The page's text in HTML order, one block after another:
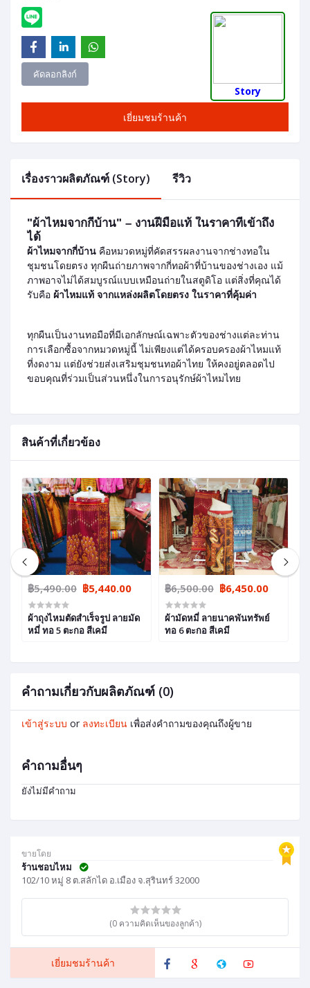
คัดลอกลิงก์
เยี่ยมชมร้านค้า
Story
ขายโดย
ร้านชอบไหม
102/10 หมู่ 8 ต.สลักได อ.เมือง จ.สุรินทร์ 32000
(0 ความคิดเห็นของลูกค้า)
เยี่ยมชมร้านค้า
เรื่องราวผลิตภัณฑ์ (Story) รีวิว
"ผ้าไหมจากกี่บ้าน" – งานฝีมือแท้ ในราคาที่เข้าถึง
ได้
ผ้าไหมจากกี่บ้าน คือหมวดหมู่ที่คัดสรรผลงานจากช่างทอใน
ชุมชนโดยตรง ทุกผืนถ่ายภาพจากกี่ทอผ้าที่บ้านของช่างเอง แม้
ภาพอาจไม่ได้สมบูรณ์แบบเหมือนถ่ายในสตูดิโอ แต่สิ่งที่คุณได้
รับคือ ผ้าไหมแท้ จากแหล่งผลิตโดยตรง ในราคาที่คุ้มค่า
ทุกผืนเป็นงานทอมือที่มีเอกลักษณ์เฉพาะตัวของช่างแต่ละท่าน
การเลือกซื้อจากหมวดหมู่นี้ ไม่เพียงแต่ได้ครอบครองผ้าไหมแท้
ที่งดงาม แต่ยังช่วยส่งเสริมชุมชนทอผ้าไทย ให้คงอยู่ตลอดไป
ขอบคุณที่ร่วมเป็นส่วนหนึ่งในการอนุรักษ์ผ้าไหมไทย
สินค้าที่เกี่ยวข้อง
฿5,490.00 ฿5,440.00
ผ้าถุงไหมตัดสำเร็จรูป ลายมัด
หมี่ ทอ 5 ตะกอ สีเคมี
฿6,500.00 ฿6,450.00
ผ้ามัดหมี่ ลายนาคพันทรัพย์
ทอ 6 ตะกอ สีเคมี
คำถามเกี่ยวกับผลิตภัณฑ์ (0)
เข้าสู่ระบบ or ลงทะเบียน เพื่อส่งคำถามของคุณถึงผู้ขาย
คำถามอื่นๆ
ยังไม่มีคำถาม